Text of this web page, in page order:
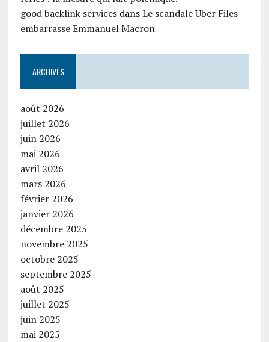
good backlink servicesdansLe scandale Uber Files
embarrasse Emmanuel Macron
ARCHIVES
août 2026
juillet 2026
juin 2026
mai 2026
avril 2026
mars 2026
février 2026
janvier 2026
décembre 2025
novembre 2025
octobre 2025
septembre 2025
août 2025
juillet 2025
juin 2025
mai 2025